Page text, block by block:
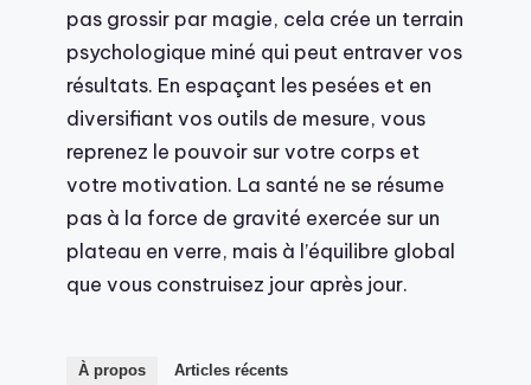
pas grossir par magie, cela crée un terrain
psychologique miné qui peut entraver vos
résultats. En espaçant les pesées et en
diversifiant vos outils de mesure, vous
reprenez le pouvoir sur votre corps et
votre motivation. La santé ne se résume
pas à la force de gravité exercée sur un
plateau en verre, mais à l’équilibre global
que vous construisez jour après jour.
À propos Articles récents